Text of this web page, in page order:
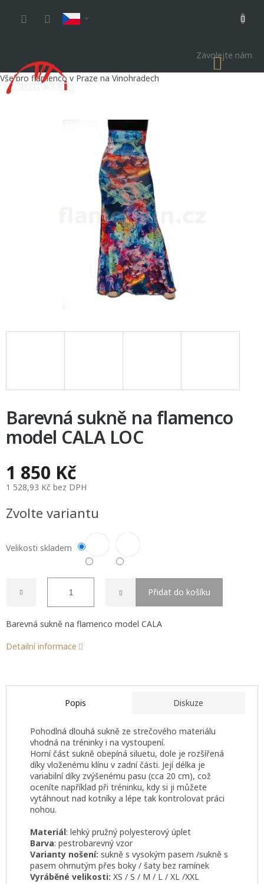
Zavolejte nám
Vše pro flamenco v Praze na Vinohradech
KOŠÍK
Barevná sukně na flamenco
model CALA LOC
1 850 Kč
1 528,93 Kč bez DPH
cena:
Zvolte variantu
Velikosti skladem
Přidat do košíku
Barevná sukně na flamenco model CALA
Detailní informace
Popis Diskuze
Pohodlná dlouhá sukně ze strečového materiálu
vhodná na tréninky i na vystoupení.
Horní část sukně obepíná siluetu, dole je rozšířená
díky vloženému klínu v zadní části. Její délka je
variabilní díky zvýšenému pasu (cca 20 cm), což
oceníte například při tréninku, kdy si ji můžete
vytáhnout nad kotníky a lépe tak kontrolovat práci
nohou.
Materiál: lehký pružný polyesterový úplet
Barva: pestrobarevný vzor
Varianty nošení: sukně s vysokým pasem /sukně s
pasem ohrnutým přes boky / šaty bez ramínek
Vyráběné velikosti: XS / S / M / L / XL /XXL